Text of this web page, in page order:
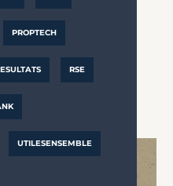
PROPTECH
RSE
UTILESENSEMBLE